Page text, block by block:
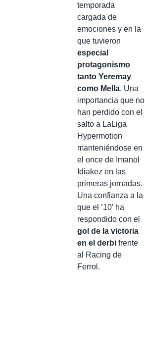
temporada
cargada de
emociones y en la
que tuvieron
especial
protagonismo
tanto Yeremay
como Mella. Una
importancia que no
han perdido con el
salto a LaLiga
Hypermotion
manteniéndose en
el once de Imanol
Idiakez en las
primeras jornadas.
Una confianza a la
que el ’10’ ha
respondido con el
gol de la victoria
en el derbi frente
al Racing de
Ferrol.